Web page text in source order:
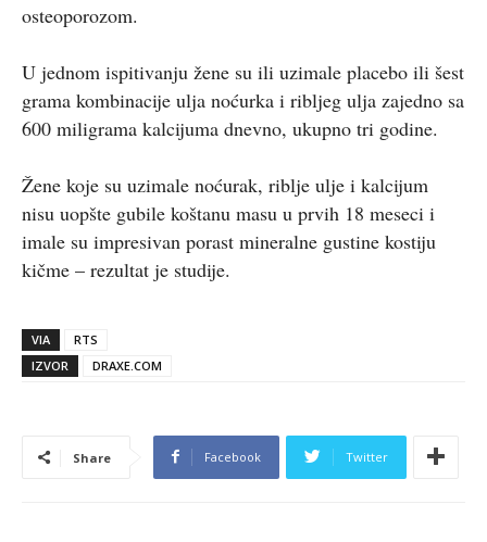
osteoporozom.
U jednom ispitivanju žene su ili uzimale placebo ili šest
grama kombinacije ulja noćurka i ribljeg ulja zajedno sa
600 miligrama kalcijuma dnevno, ukupno tri godine.
Žene koje su uzimale noćurak, riblje ulje i kalcijum
nisu uopšte gubile koštanu masu u prvih 18 meseci i
imale su impresivan porast mineralne gustine kostiju
kičme – rezultat je studije.
VIA
RTS
IZVOR
DRAXE.COM
Share Facebook Twitter